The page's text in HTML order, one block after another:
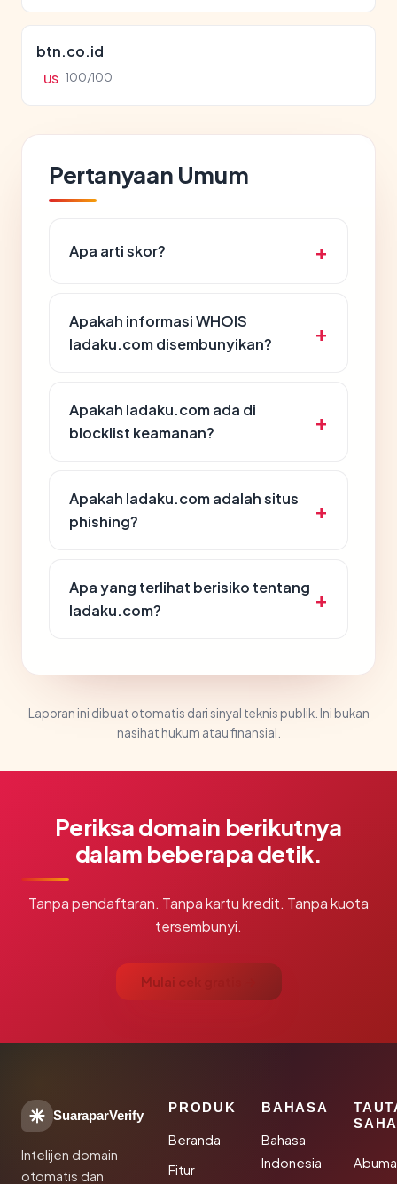
btn.co.id
US 100/100
Pertanyaan Umum
Apa arti skor?
Apakah informasi WHOIS
ladaku.com disembunyikan?
Apakah ladaku.com ada di
blocklist keamanan?
Apakah ladaku.com adalah situs
phishing?
Apa yang terlihat berisiko tentang
ladaku.com?
Laporan ini dibuat otomatis dari sinyal teknis publik. Ini bukan
nasihat hukum atau finansial.
Periksa domain berikutnya
dalam beberapa detik.
Tanpa pendaftaran. Tanpa kartu kredit. Tanpa kuota
tersembunyi.
Mulai cek gratis →
SuaraparVerify
Intelijen domain
otomatis dan
PRODUK
Beranda
Fitur
BAHASA
Bahasa
Indonesia